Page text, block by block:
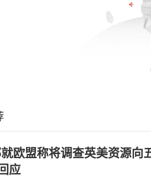
欧盟称将调查英美资源向
应